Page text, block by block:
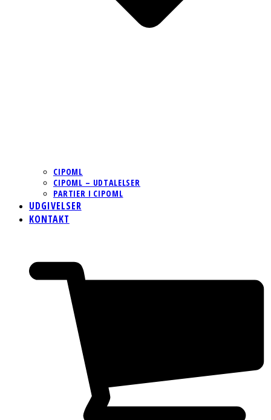
CIPOML
CIPOML – UDTALELSER
PARTIER I CIPOML
UDGIVELSER
KONTAKT